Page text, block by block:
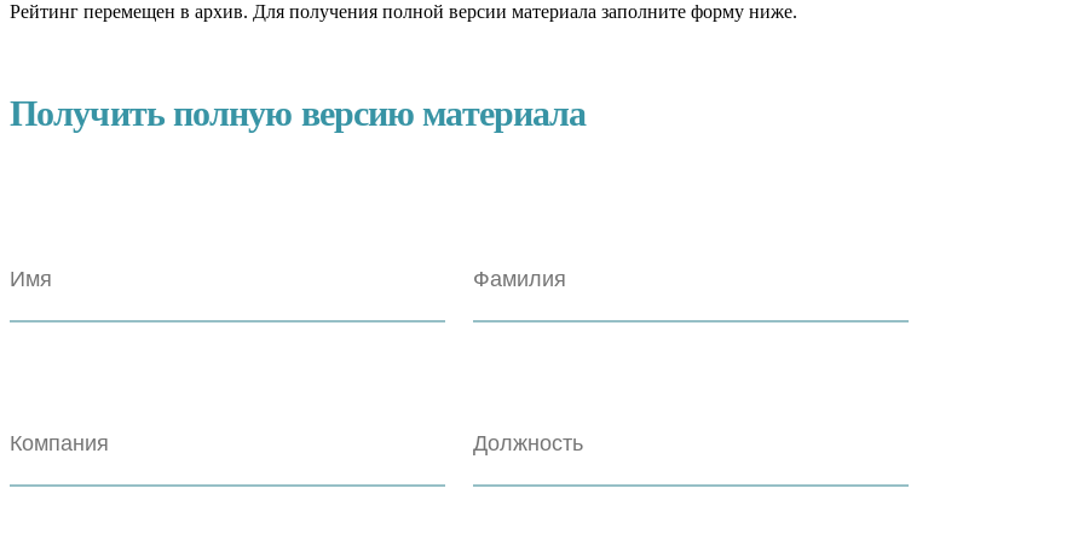
Рейтинг перемещен в архив. Для получения полной версии материала заполните форму ниже.
Получить полную версию материала